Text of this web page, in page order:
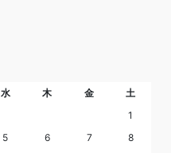
水 木 金
土
1
5 6 7
8